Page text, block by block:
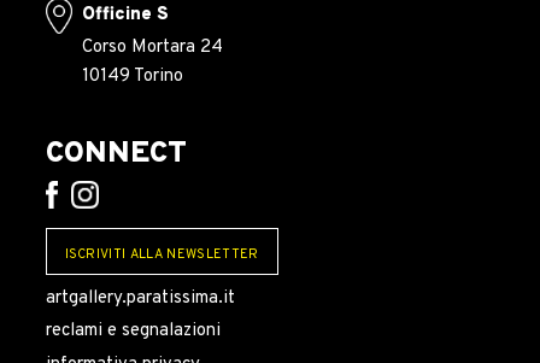
Officine S
Corso Mortara 24
10149 Torino
CONNECT
ISCRIVITI ALLA NEWSLETTER
artgallery.paratissima.it
reclami e segnalazioni